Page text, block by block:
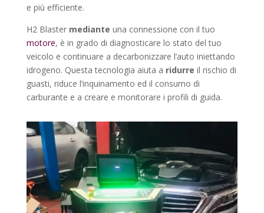
e più efficiente.
H2 Blaster mediante una connessione con il tuo
motore, è in grado di diagnosticare lo stato del tuo
veicolo e continuare a decarbonizzare l’auto iniettando
idrogeno. Questa tecnologia aiuta a ridurre il rischio di
guasti, riduce l’inquinamento ed il consumo di
carburante e a creare e monitorare i profili di guida.